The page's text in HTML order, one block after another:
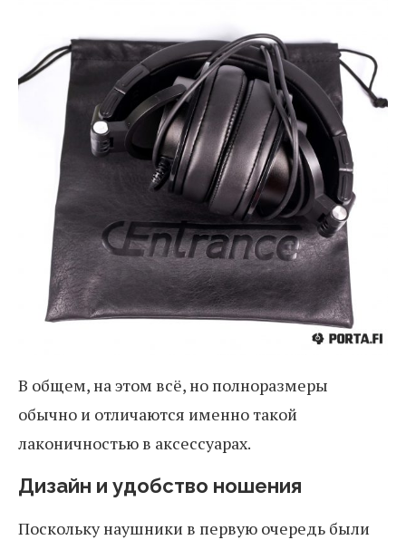
В общем, на этом всё, но полноразмеры
обычно и отличаются именно такой
лаконичностью в аксессуарах.
Дизайн и удобство ношения
Поскольку наушники в первую очередь были